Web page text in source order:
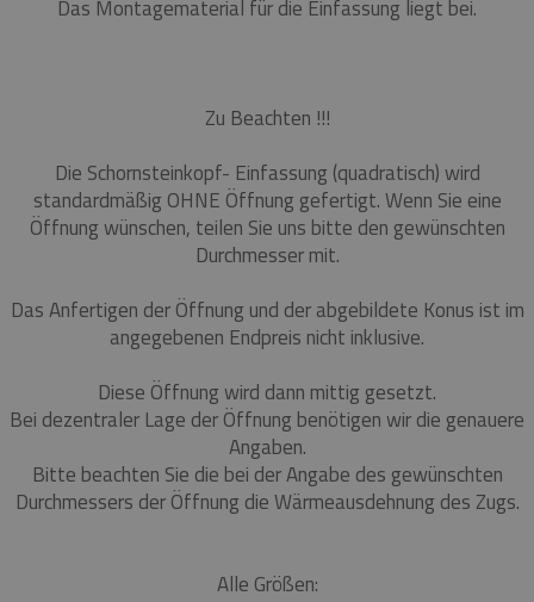
Das Montagematerial für die Einfassung liegt bei.
Zu Beachten !!!
Die Schornsteinkopf- Einfassung (quadratisch) wird
standardmäßig OHNE Öffnung gefertigt. Wenn Sie eine
Öffnung wünschen, teilen Sie uns bitte den gewünschten
Durchmesser mit.
Das Anfertigen der Öffnung und der abgebildete Konus ist im
angegebenen Endpreis nicht inklusive.
Diese Öffnung wird dann mittig gesetzt.
Bei dezentraler Lage der Öffnung benötigen wir die genauere
Angaben.
Bitte beachten Sie die bei der Angabe des gewünschten
Durchmessers der Öffnung die Wärmeausdehnung des Zugs.
Alle Größen: